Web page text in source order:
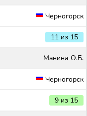
Черногорск
11 из 15
Maнина О.Б.
Черногорск
9 из 15